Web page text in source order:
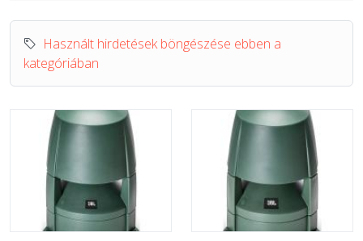
Használt hirdetések böngészése ebben a
kategóriában